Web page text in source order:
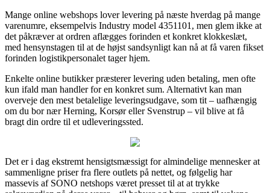
Mange online webshops lover levering på næste hverdag på mange
varenumre, eksempelvis Industry model 4351101, men glem ikke at
det påkræver at ordren aflægges forinden et konkret klokkeslæt,
med hensynstagen til at de højst sandsynligt kan nå at få varen fikset
forinden logistikpersonalet tager hjem.
Enkelte online butikker præsterer levering uden betaling, men ofte
kun ifald man handler for en konkret sum. Alternativt kan man
overveje den mest betalelige leveringsudgave, som tit – uafhængig
om du bor nær Herning, Korsør eller Svenstrup – vil blive at få
bragt din ordre til et udleveringssted.
Det er i dag ekstremt hensigtsmæssigt for almindelige mennesker at
sammenligne priser fra flere outlets på nettet, og følgelig har
massevis af SONO netshops været presset til at at trykke